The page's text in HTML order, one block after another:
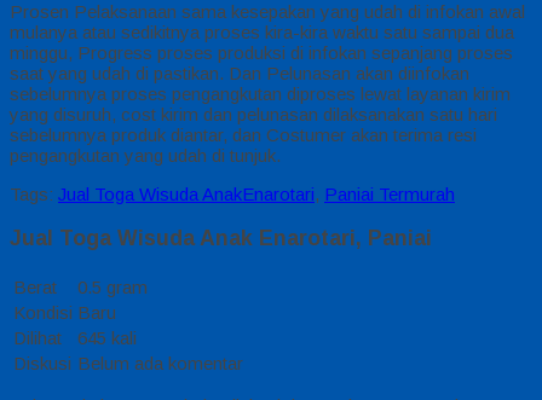
Prosen Pelaksanaan sama kesepakan yang udah di infokan awal
mulanya atau sedikitnya proses kira-kira waktu satu sampai dua
minggu, Progress proses produksi di infokan sepanjang proses
saat yang udah di pastikan. Dan Pelunasan akan diinfokan
sebelumnya proses pengangkutan diproses lewat layanan kirim
yang disuruh, cost kirim dan pelunasan dilaksanakan satu hari
sebelumnya produk diantar, dan Costumer akan terima resi
pengangkutan yang udah di tunjuk.
Tags: Jual Toga Wisuda AnakEnarotari, Paniai Termurah
Jual Toga Wisuda Anak Enarotari, Paniai
Berat
0.5 gram
Kondisi Baru
Dilihat
645 kali
Diskusi Belum ada komentar